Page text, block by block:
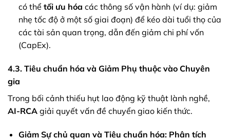
có thể tối ưu hóa các thông số vận hành (ví dụ: giảm
nhẹ tốc độ ở một số giai đoạn) để kéo dài tuổi thọ của
các tài sản quan trọng, dẫn đến giảm chi phí vốn
(CapEx).
4.3. Tiêu chuẩn hóa và Giảm Phụ thuộc vào Chuyên
gia
Trong bối cảnh thiếu hụt lao động kỹ thuật lành nghề,
AI-RCA giải quyết vấn đề chuyển giao kiến thức.
Giảm Sự chủ quan và Tiêu chuẩn hóa: Phân tích